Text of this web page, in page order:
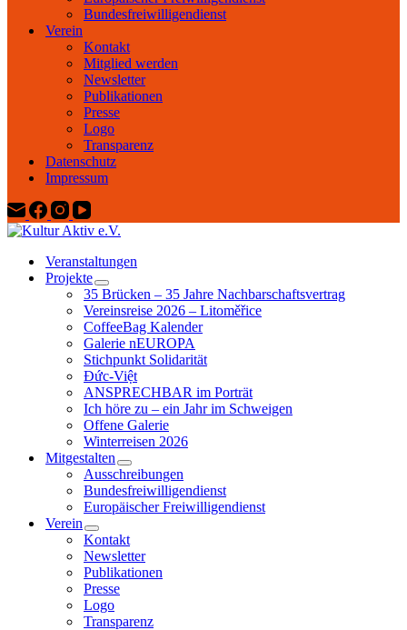
Bundesfreiwilligendienst
Verein
Kontakt
Mitglied werden
Newsletter
Publikationen
Presse
Logo
Transparenz
Datenschutz
Impressum
Veranstaltungen
Projekte
35 Brücken – 35 Jahre Nachbarschaftsvertrag
Vereinsreise 2026 – Litoměřice
CoffeeBag Kalender
Galerie nEUROPA
Stichpunkt Solidarität
Đức-Việt
ANSPRECHBAR im Porträt
Ich höre zu – ein Jahr im Schweigen
Offene Galerie
Winterreisen 2026
Mitgestalten
Ausschreibungen
Bundesfreiwilligendienst
Europäischer Freiwilligendienst
Verein
Kontakt
Newsletter
Publikationen
Presse
Logo
Transparenz